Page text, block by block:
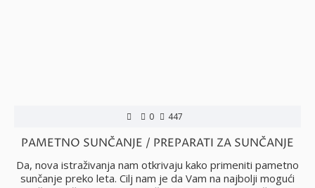
0 447
PAMETNO SUNČANJE / PREPARATI ZA SUNČANJE
Da, nova istraživanja nam otkrivaju kako primeniti pametno
sunčanje preko leta. Cilj nam je da Vam na najbolji mogući